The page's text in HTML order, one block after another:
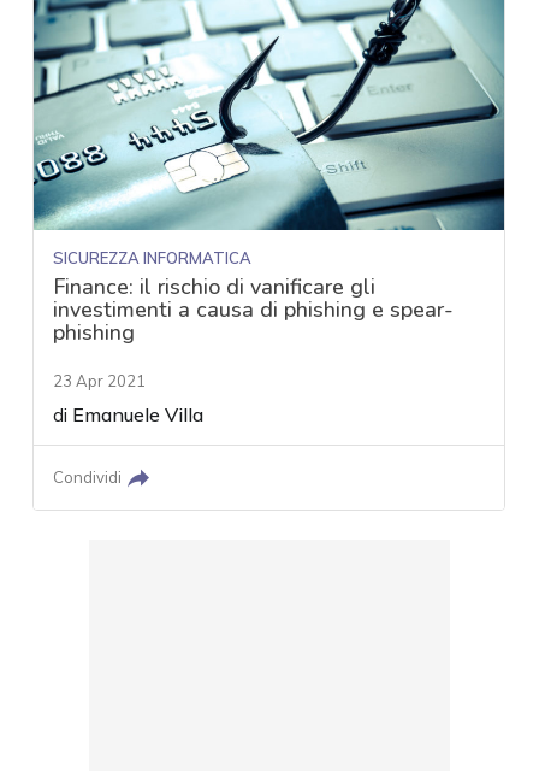
SICUREZZA INFORMATICA
Finance: il rischio di vanificare gli
investimenti a causa di phishing e spear-
phishing
23 Apr 2021
di Emanuele Villa
Condividi